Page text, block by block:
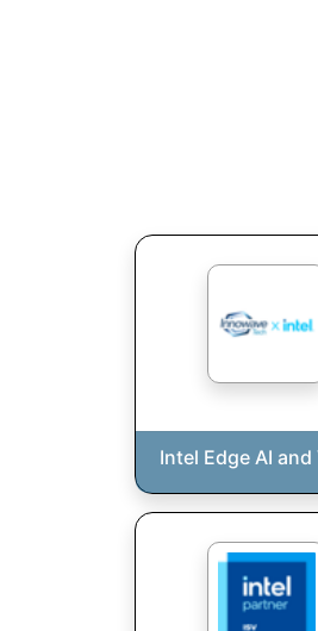
Intel Edge AI